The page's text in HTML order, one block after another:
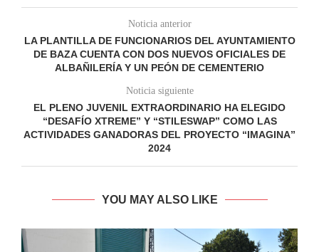
Noticia anterior
LA PLANTILLA DE FUNCIONARIOS DEL AYUNTAMIENTO
DE BAZA CUENTA CON DOS NUEVOS OFICIALES DE
ALBAÑILERÍA Y UN PEÓN DE CEMENTERIO
Noticia siguiente
EL PLENO JUVENIL EXTRAORDINARIO HA ELEGIDO
“DESAFÍO XTREME” Y “STILESWAP” COMO LAS
ACTIVIDADES GANADORAS DEL PROYECTO “IMAGINA”
2024
YOU MAY ALSO LIKE